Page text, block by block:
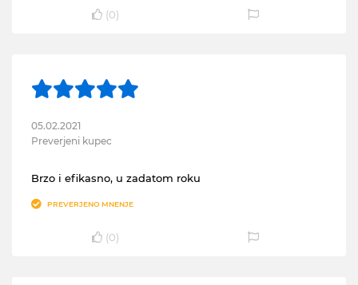
(0)
05.02.2021
Preverjeni kupec
Brzo i efikasno, u zadatom roku
PREVERJENO MNENJE
(0)